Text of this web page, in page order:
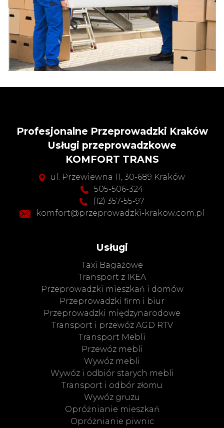
Profesjonalne Przeprowadzki Kraków
Usługi przeprowadzkowe
KOMFORT TRANS
ul. Przewiewna 11, 30-689 Kraków
505-506-324
(12) 357-55-97
komfort@przeprowadzki-krakow.com.pl
Usługi
Taxi Bagażowe
Transport z IKEA
Przeprowadzki mieszkań i domów
Przeprowadzki firm i biur
Przeprowadzki międzynarodowe
Transport i przewóz AGD RTV
Transport Mebli
Przewóz mebli
Wywóz mebli
Wywóz i odbiór starych mebli
Transport i odbór złomu
Wywóz gruzu
Opróżnianie mieszkań
Opróżnianie piwnic